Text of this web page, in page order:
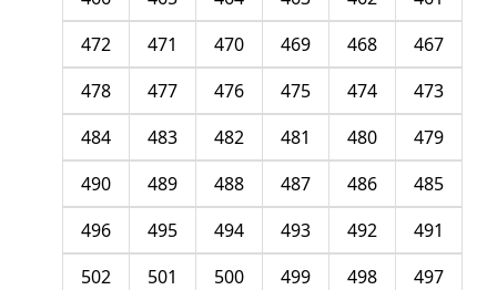
467
468
469
470
471
472
473
474
475
476
477
478
479
480
481
482
483
484
485
486
487
488
489
490
491
492
493
494
495
496
497
498
499
500
501
502